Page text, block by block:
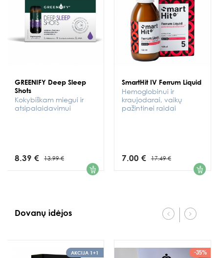
GREENIFY Deep Sleep
Shots
Kokybiškam miegui ir
atsipalaidavimui
8.39 € 13.99 € 1
SmartHit IV Ferrum Liquid
Hemoglobinui ir
kraujodarai, vaikų
pažintinei raidai
7.00 € 17.49 € 1
Dovanų idėjos
AKCIJA 1+1 -35%